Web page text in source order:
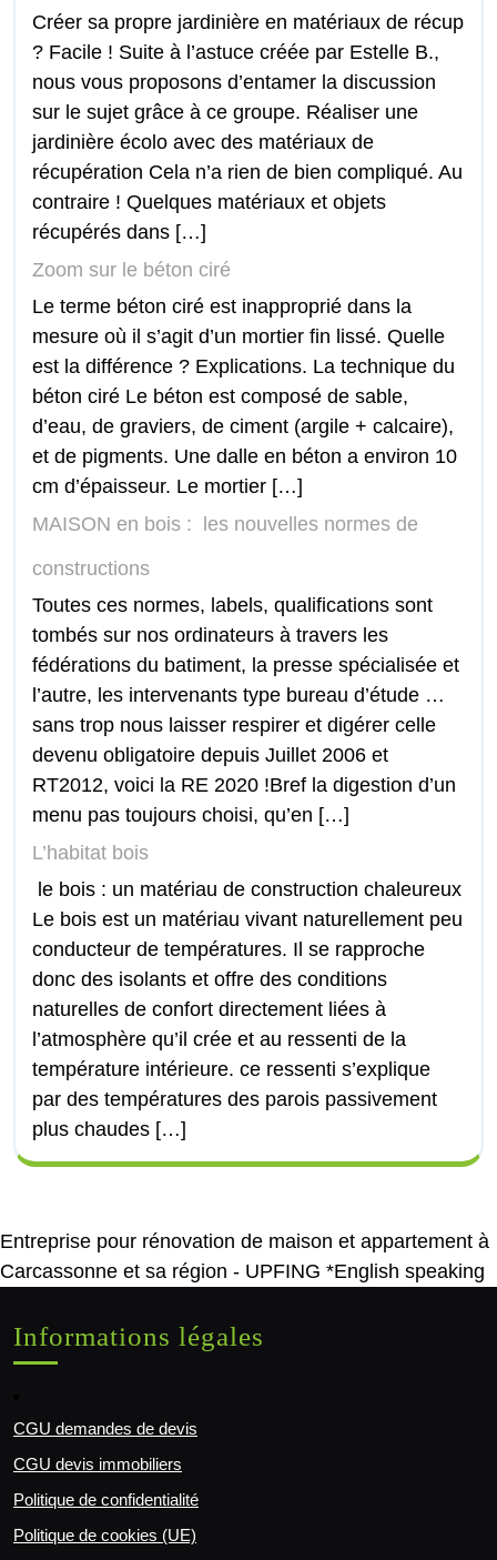
Créer sa propre jardinière en matériaux de récup
? Facile ! Suite à l’astuce créée par Estelle B.,
nous vous proposons d’entamer la discussion
sur le sujet grâce à ce groupe. Réaliser une
jardinière écolo avec des matériaux de
récupération Cela n’a rien de bien compliqué. Au
contraire ! Quelques matériaux et objets
récupérés dans […]
Zoom sur le béton ciré
Le terme béton ciré est inapproprié dans la
mesure où il s’agit d’un mortier fin lissé. Quelle
est la différence ? Explications. La technique du
béton ciré Le béton est composé de sable,
d’eau, de graviers, de ciment (argile + calcaire),
et de pigments. Une dalle en béton a environ 10
cm d’épaisseur. Le mortier […]
MAISON en bois : les nouvelles normes de
constructions
Toutes ces normes, labels, qualifications sont
tombés sur nos ordinateurs à travers les
fédérations du batiment, la presse spécialisée et
l’autre, les intervenants type bureau d’étude …
sans trop nous laisser respirer et digérer celle
devenu obligatoire depuis Juillet 2006 et
RT2012, voici la RE 2020 !Bref la digestion d’un
menu pas toujours choisi, qu’en […]
L’habitat bois
le bois : un matériau de construction chaleureux
Le bois est un matériau vivant naturellement peu
conducteur de températures. Il se rapproche
donc des isolants et offre des conditions
naturelles de confort directement liées à
l’atmosphère qu’il crée et au ressenti de la
température intérieure. ce ressenti s’explique
par des températures des parois passivement
plus chaudes […]
Entreprise pour rénovation de maison et appartement à
Carcassonne et sa région - UPFING *English speaking
Informations légales
CGU demandes de devis
CGU devis immobiliers
Politique de confidentialité
Politique de cookies (UE)